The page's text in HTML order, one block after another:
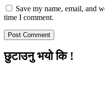
Save my name, email, and
time I comment.
छुटाउनु भयो कि !